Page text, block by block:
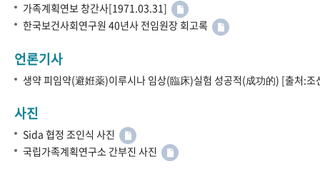
가족계획연보 창간사[1971.03.31]
한국보건사회연구원 40년사 전임원장 회고록
언론기사
생약 피임약(避姙薬)이루시나 임상(臨床)실험 성공적(成功的) [출처:
사진
Sida 협정 조인식 사진
국립가족계획연구소 간부진 사진